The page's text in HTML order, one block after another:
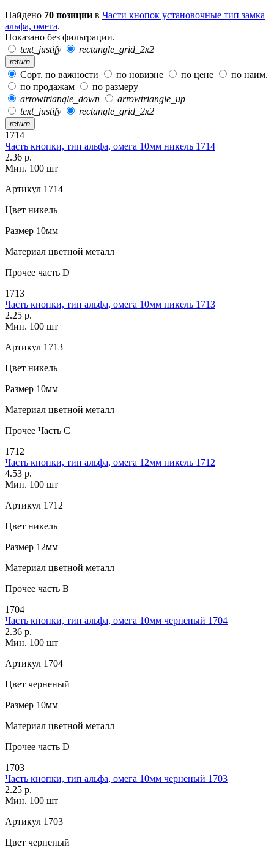
Найдено 70 позиции в Части кнопок установочные тип замка
альфа, омега.
Показано без фильтрации.
text_justify
rectangle_grid_2x2
return
Сорт. по важности по новизне по цене
по наим.
по продажам
по размеру
arrowtriangle_down
arrowtriangle_up
text_justify
rectangle_grid_2x2
return
1714
Часть кнопки, тип альфа, омега 10мм никель 1714
2.36 р.
Мин. 100 шт
Артикул 1714
Цвет никель
Размер 10мм
Материал цветной металл
Прочее часть D
1713
Часть кнопки, тип альфа, омега 10мм никель 1713
2.25 р.
Мин. 100 шт
Артикул 1713
Цвет никель
Размер 10мм
Материал цветной металл
Прочее Часть С
1712
Часть кнопки, тип альфа, омега 12мм никель 1712
4.53 р.
Мин. 100 шт
Артикул 1712
Цвет никель
Размер 12мм
Материал цветной металл
Прочее часть В
1704
Часть кнопки, тип альфа, омега 10мм черненый 1704
2.36 р.
Мин. 100 шт
Артикул 1704
Цвет черненый
Размер 10мм
Материал цветной металл
Прочее часть D
1703
Часть кнопки, тип альфа, омега 10мм черненый 1703
2.25 р.
Мин. 100 шт
Артикул 1703
Цвет черненый